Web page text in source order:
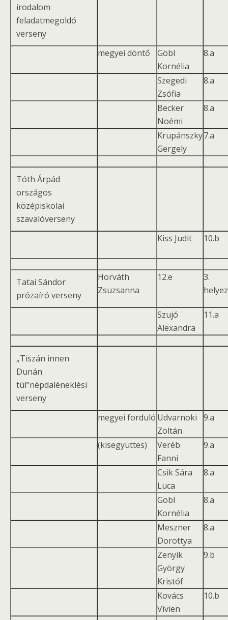
irodalom
feladatmegoldó
verseny
megyei döntő
Göbl
Kornélia
8.a
Szegedi
Zsófia
8.a
Becker
Noémi
8.a
Krupánszky
Gergely
7.a
Tóth Árpád
országos
középiskolai
szavalóverseny
Kiss Judit
10.b
Tatai Sándor
prózaíró verseny
Horváth
Zsuzsanna
12.e
3.
Szujó
Alexandra
11.a
„Tiszán innen
Dunán
túl”népdaléneklési
verseny
megyei forduló Udvarnoki
Zoltán
9.a
(kisegyüttes)
Veréb
Fanni
9.a
Csik Sára
Luca
8.a
Göbl
Kornélia
8.a
Meszner
Dorottya
8.a
Zenyik
György
Kristóf
9.b
Kovács
Vivien
10.b